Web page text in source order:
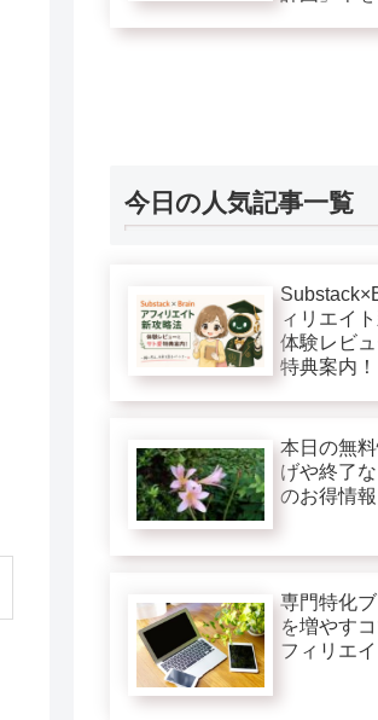
今日の人気記事一覧
ィリエイ
体験レビ
特典案内！
本日の無
げや終了
のお得情報
専門特化
を増やす
フィリエイ